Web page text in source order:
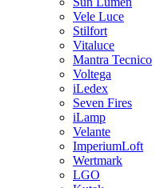
Vele Luce
Stilfort
Vitaluce
Mantra Tecnico
Voltega
iLedex
Seven Fires
iLamp
Velante
ImperiumLoft
Wertmark
LGO